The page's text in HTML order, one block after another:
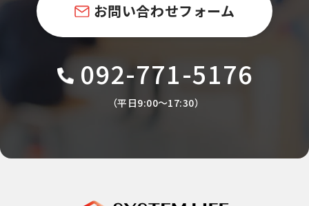
お問い合わせフォーム
092-771-5176
（平日9:00〜17:30）